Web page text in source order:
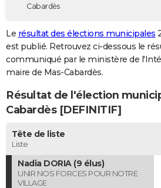
Destinations
City break
Voyage nature
Voyage de noces
Forum
GUIDES D'ACHAT
BONS PLANS
Carte de Noël
Carte Bonne année
Carte Saint-Valentin
Carte Pâques
Carte d'anniversaire
DICTIONNAIRE
Dictionnaire
Biographies
Citations
Expressions
Proverbes
PROGRAMME TV
COPAINS D'AVANT
S'inscrire
Se connecter
Lycées
Collèges
Primaires
Universités
Entreprises
Service militaire
Avis de recherche
AVIS DE DÉCÈS
Cabardès
Le résultat des élections municipales
est publié. Retrouvez ci-dessous le
communiqué par le ministère de
maire de Mas-Cabardès.
Résultat de l'élection
Cabardès [DEFINITIF]
Tête de liste
Liste
Nadia DORIA (9 élus)
UNIR NOS FORCES POUR NOTRE
VILLAGE